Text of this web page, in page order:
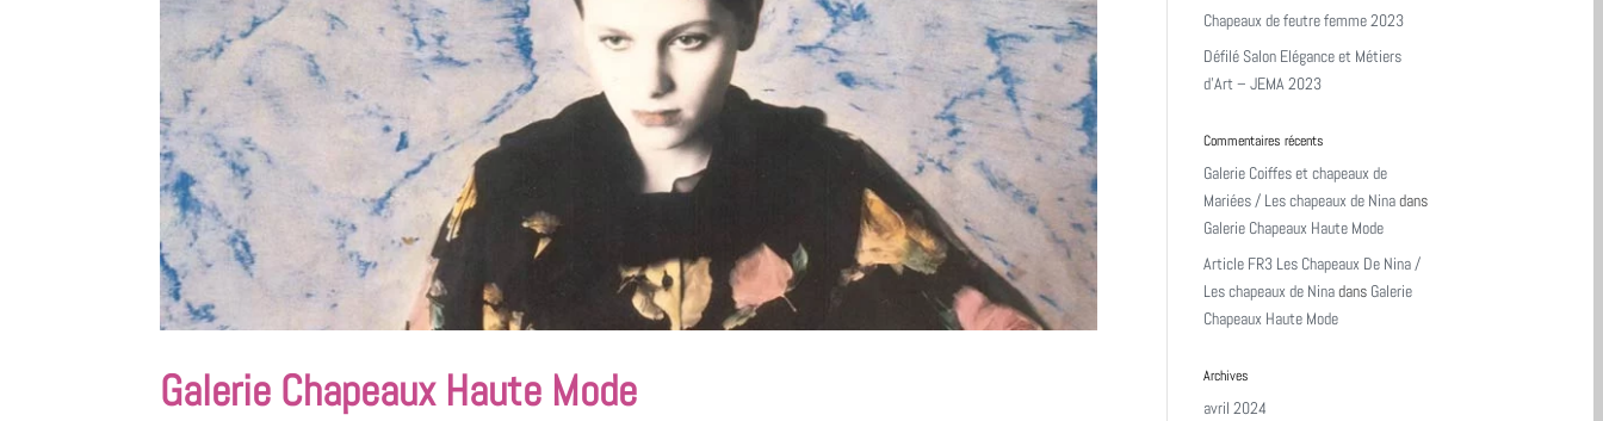
Galerie Chapeaux Haute Mode
Chapeaux de feutre femme 2023
Défilé Salon Elégance et Métiers
d’Art – JEMA 2023
Commentaires récents
Galerie Coiffes et chapeaux de
Mariées / Les chapeaux de Ninadans
Galerie Chapeaux Haute Mode
Article FR3 Les Chapeaux De Nina /
Les chapeaux de Ninadans Galerie
Chapeaux Haute Mode
Archives
avril 2024